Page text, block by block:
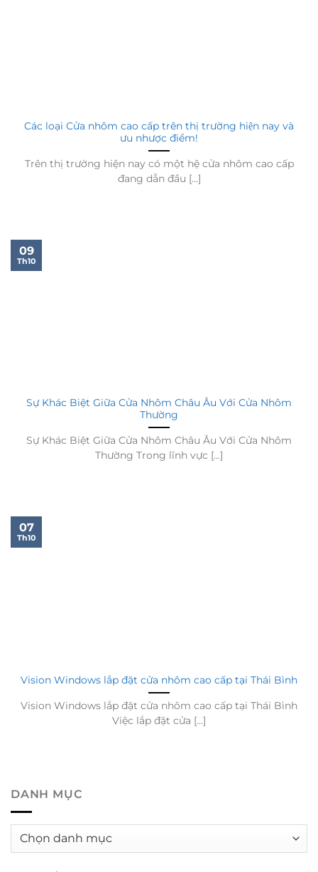
Các loại Cửa nhôm cao cấp trên thị trường hiện nay và
ưu nhược điểm!
Trên thị trường hiện nay có một hệ cửa nhôm cao cấp
đang dẫn đầu [...]
Sự Khác Biệt Giữa Cửa Nhôm Châu Âu Với Cửa Nhôm
Thường
Sự Khác Biệt Giữa Cửa Nhôm Châu Âu Với Cửa Nhôm
Thường Trong lĩnh vực [...]
09
Th10
Vision Windows lắp đặt cửa nhôm cao cấp tại Thái Bình
Vision Windows lắp đặt cửa nhôm cao cấp tại Thái Bình
Việc lắp đặt cửa [...]
07
Th10
DANH MỤC
Danh